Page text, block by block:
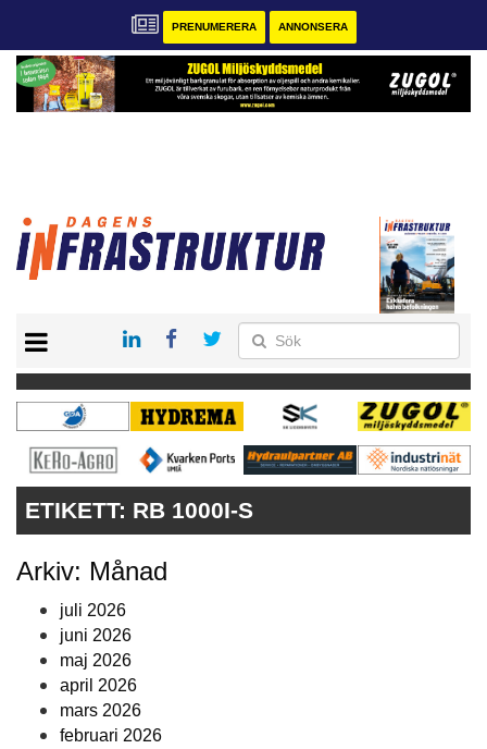
PRENUMERERA ANNONSERA
KONTAKT
VÅRA ANDRA MAGASIN
PRENUMERERA
ETIKETT: RB 1000I-S
Arkiv: Månad
juli 2026
juni 2026
maj 2026
april 2026
mars 2026
februari 2026